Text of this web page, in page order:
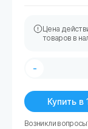
Цена
товаров в
-
Купить в
Возникли